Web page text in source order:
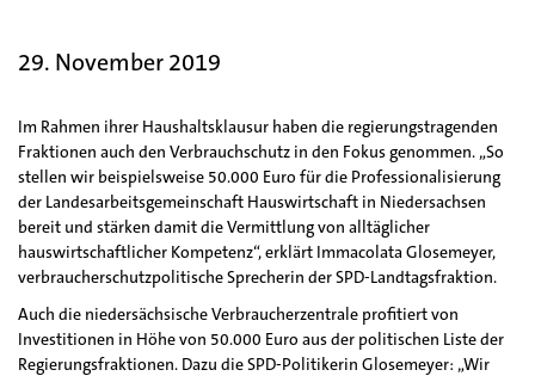
29. November 2019
Im Rahmen ihrer Haushaltsklausur haben die regierungstragenden
Fraktionen auch den Verbrauchschutz in den Fokus genommen. „So
stellen wir beispielsweise 50.000 Euro für die Professionalisierung
der Landesarbeitsgemeinschaft Hauswirtschaft in Niedersachsen
bereit und stärken damit die Vermittlung von alltäglicher
hauswirtschaftlicher Kompetenz“, erklärt Immacolata Glosemeyer,
verbraucherschutzpolitische Sprecherin der SPD-Landtagsfraktion.
Auch die niedersächsische Verbraucherzentrale profitiert von
Investitionen in Höhe von 50.000 Euro aus der politischen Liste der
Regierungsfraktionen. Dazu die SPD-Politikerin Glosemeyer: „Wir